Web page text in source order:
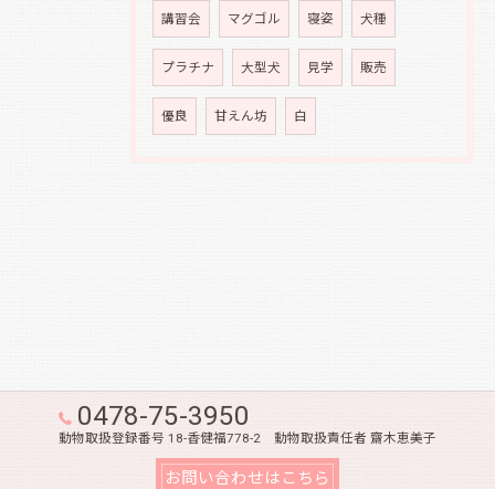
講習会 マグゴル 寝姿 犬種
プラチナ 大型犬 見学 販売
優良 甘えん坊 白
0478-75-3950
動物取扱登録番号 18-香健福778-2 動物取扱責任者 齋木恵美子
お問い合わせはこちら